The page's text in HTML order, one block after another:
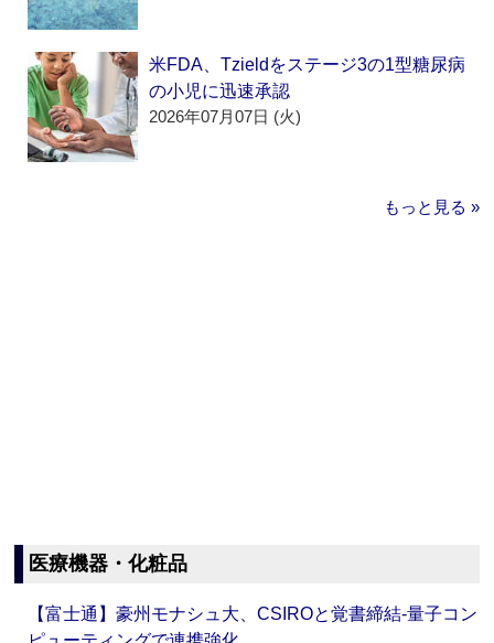
米FDA、Tzieldをステージ3の1型糖尿病
の小児に迅速承認
2026年07月07日 (火)
もっと見る »
医療機器・化粧品
【富士通】豪州モナシュ大、CSIROと覚書締結‐量子コン